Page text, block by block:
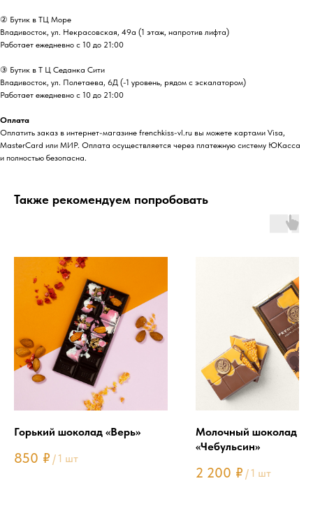
② Бутик в ТЦ Море
Владивосток, ул. ​Некрасовская, 49а (1 этаж, напротив лифта)
Работает ежедневно с 10 до 21:00
③ Бутик в Т Ц Седанка Сити
Владивосток, ул. Полетаева, 6Д (-1 уровень, рядом с эскалатором)
Работает ежедневно с 10 до 21:00
Оплата
Оплатить заказ в интернет-магазине frenchkiss-vl.ru вы можете картами Visa,
MasterCard или МИР. Оплата осуществляется через платежную систему ЮКасса
и полностью безопасна.
Также рекомендуем попробовать
Горький шоколад «Верь»
850 ₽ /1 шт
Молочный шоколад
«Чебульсин»
2 200 ₽ /1 шт